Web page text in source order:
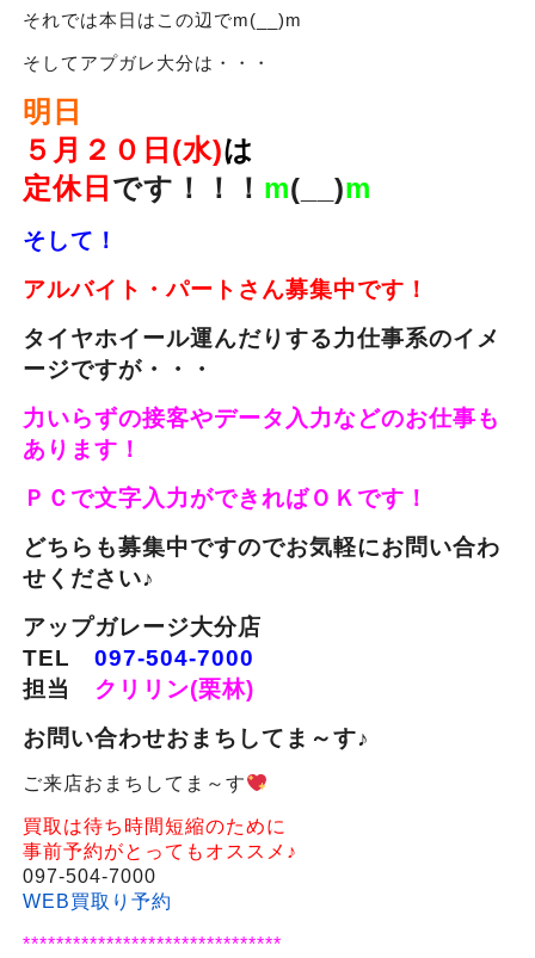
それでは本日はこの辺でm(__)m
そしてアプガレ大分は・・・
明日
５月２０日(水)は
定休日 です！！！ m(__)m
そして！
アルバイト・パートさん募集中です！
タイヤホイール運んだりする力仕事系のイメ
ージですが・・・
力いらずの接客やデータ入力などのお仕事も
あります！
ＰＣで文字入力ができればＯＫです！
どちらも募集中ですのでお気軽にお問い合わ
せください♪
アップガレージ大分店
TEL 097-504-7000
担当 クリリン(栗林)
お問い合わせおまちしてま～す♪
ご来店おまちしてま～す
買取は待ち時間短縮のために
事前予約がとってもオススメ♪
097-504-7000
WEB買取り予約
*******************************